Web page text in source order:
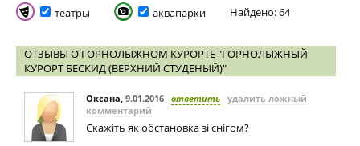
театры аквапарки Найдено: 64
ОТЗЫВЫ О ГОРНОЛЫЖНОМ КУРОРТЕ "ГОРНОЛЫЖНЫЙ
КУРОРТ БЕСКИД (ВЕРХНИЙ СТУДЕНЫЙ)"
Оксана, 9.01.2016 ответить удалить ложный
комментарий
Скажіть як обстановка зі снігом?